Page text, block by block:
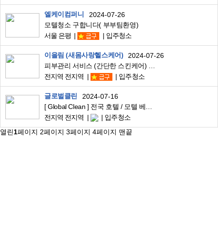
엘케이컴퍼니
2024-07-26
모텔청소 구합니다( 부부팀환영)
서울 은평
입주청소
이을림 (새몸사랑헬스케어)
2024-07-26
전지역 전지역
입주청소
글로벌클린
2024-07-16
전지역 전지역
입주청소
열린1페이지 2페이지 3페이지 4페이지 맨끝